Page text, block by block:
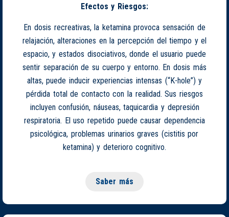
Efectos y Riesgos:
En dosis recreativas, la ketamina provoca sensación de
relajación, alteraciones en la percepción del tiempo y el
espacio, y estados disociativos, donde el usuario puede
sentir separación de su cuerpo y entorno. En dosis más
altas, puede inducir experiencias intensas (“K-hole”) y
pérdida total de contacto con la realidad. Sus riesgos
incluyen confusión, náuseas, taquicardia y depresión
respiratoria. El uso repetido puede causar dependencia
psicológica, problemas urinarios graves (cistitis por
ketamina) y deterioro cognitivo.
Saber más